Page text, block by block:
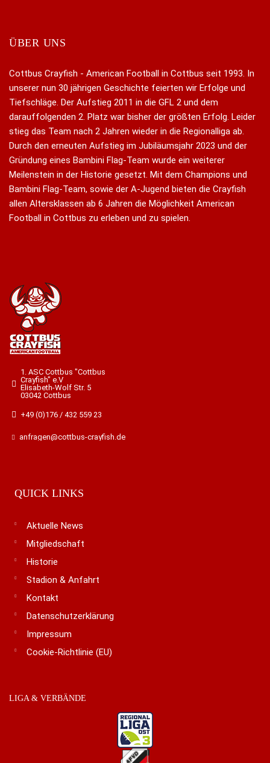
ÜBER UNS
Cottbus Crayfish - American Football in Cottbus seit 1993. In
unserer nun 30 jährigen Geschichte feierten wir Erfolge und
Tiefschläge. Der Aufstieg 2011 in die GFL 2 und dem
darauffolgenden 2. Platz war bisher der größten Erfolg. Leider
stieg das Team nach 2 Jahren wieder in die Regionalliga ab.
Durch den erneuten Aufstieg im Jubiläumsjahr 2023 und der
Gründung eines Bambini Flag-Team wurde ein weiterer
Meilenstein in der Historie gesetzt. Mit dem Champions und
Bambini Flag-Team, sowie der A-Jugend bieten die Crayfish
allen Altersklassen ab 6 Jahren die Möglichkeit American
Football in Cottbus zu erleben und zu spielen.
1. ASC Cottbus "Cottbus
Crayfish" e.V
Elisabeth-Wolf Str. 5
03042 Cottbus
+49 (0)176 / 432 559 23
anfragen@cottbus-crayfish.de
QUICK LINKS
Aktuelle News
Mitgliedschaft
Historie
Stadion & Anfahrt
Kontakt
Datenschutzerklärung
Impressum
Cookie-Richtlinie (EU)
LIGA & VERBÄNDE